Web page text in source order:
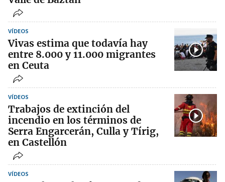
VÍDEOS
Vivas estima que todavía hay
entre 8.000 y 11.000 migrantes
en Ceuta
VÍDEOS
Trabajos de extinción del
incendio en los términos de
Serra Engarcerán, Culla y Tírig,
en Castellón
VÍDEOS